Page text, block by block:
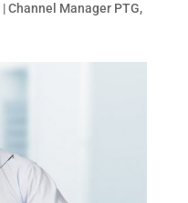
|Channel Manager PTG,